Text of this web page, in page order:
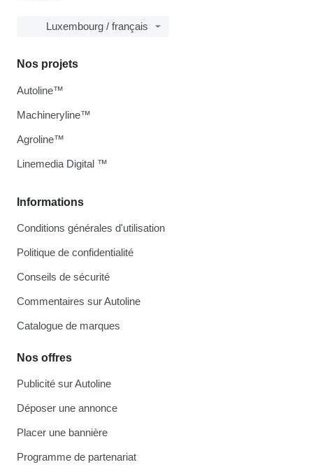
Luxembourg / français
Informations
Conditions générales d'utilisation
Politique de confidentialité
Conseils de sécurité
Commentaires sur Autoline
Catalogue de marques
Nos offres
Publicité sur Autoline
Déposer une annonce
Placer une bannière
Programme de partenariat
Nos projets
Autoline™
Machineryline™
Agroline™
Linemedia Digital ™